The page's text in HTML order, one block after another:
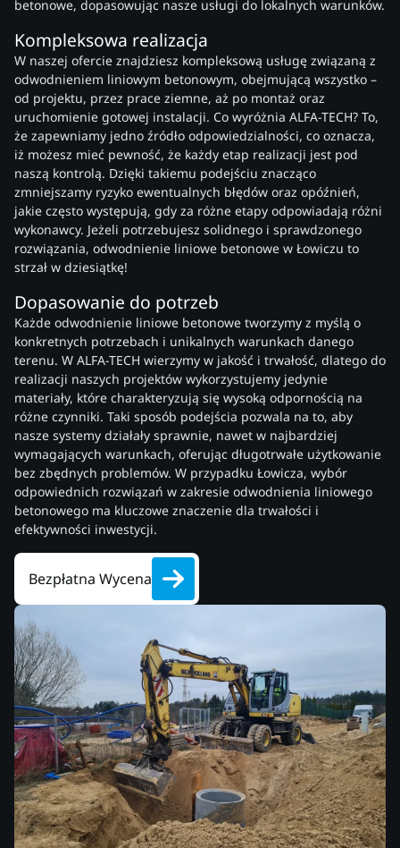
betonowe, dopasowując nasze usługi do lokalnych warunków.
Kompleksowa realizacja
W naszej ofercie znajdziesz kompleksową usługę związaną z
odwodnieniem liniowym betonowym, obejmującą wszystko –
od projektu, przez prace ziemne, aż po montaż oraz
uruchomienie gotowej instalacji. Co wyróżnia ALFA-TECH? To,
że zapewniamy jedno źródło odpowiedzialności, co oznacza,
iż możesz mieć pewność, że każdy etap realizacji jest pod
naszą kontrolą. Dzięki takiemu podejściu znacząco
zmniejszamy ryzyko ewentualnych błędów oraz opóźnień,
jakie często występują, gdy za różne etapy odpowiadają różni
wykonawcy. Jeżeli potrzebujesz solidnego i sprawdzonego
rozwiązania, odwodnienie liniowe betonowe w Łowiczu to
strzał w dziesiątkę!
Dopasowanie do potrzeb
Każde odwodnienie liniowe betonowe tworzymy z myślą o
konkretnych potrzebach i unikalnych warunkach danego
terenu. W ALFA-TECH wierzymy w jakość i trwałość, dlatego do
realizacji naszych projektów wykorzystujemy jedynie
materiały, które charakteryzują się wysoką odpornością na
różne czynniki. Taki sposób podejścia pozwala na to, aby
nasze systemy działały sprawnie, nawet w najbardziej
wymagających warunkach, oferując długotrwałe użytkowanie
bez zbędnych problemów. W przypadku Łowicza, wybór
odpowiednich rozwiązań w zakresie odwodnienia liniowego
betonowego ma kluczowe znaczenie dla trwałości i
efektywności inwestycji.
Bezpłatna Wycena